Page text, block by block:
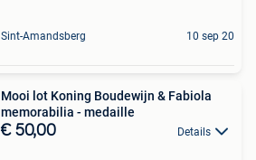
Sint-Amandsberg 10 sep 20
Mooi lot Koning Boudewijn & Fabiola
memorabilia - medaille
€ 50,00 Details